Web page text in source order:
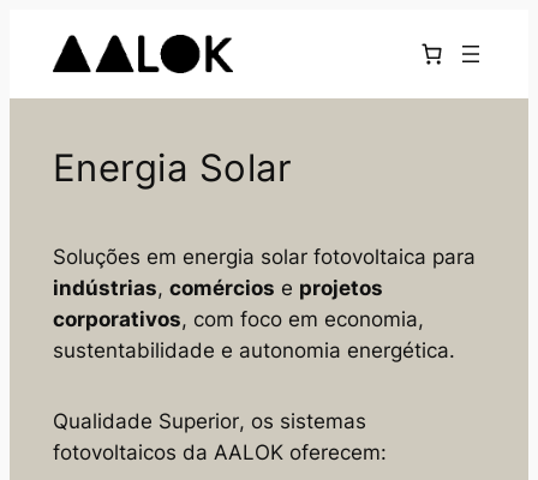
Energia Solar
Soluções em energia solar fotovoltaica para
indústrias, comércios e projetos
corporativos, com foco em economia,
sustentabilidade e autonomia energética.
Qualidade Superior, os sistemas
fotovoltaicos da AALOK oferecem: